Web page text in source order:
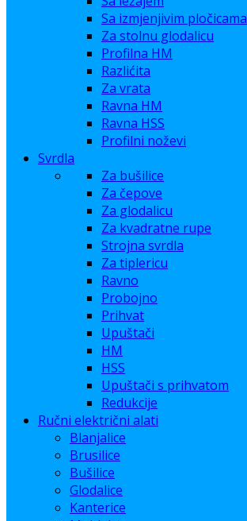
Sa izmjenjivim pločicama
Za stolnu glodalicu
Profilna HM
Razlićita
Za vrata
Ravna HM
Ravna HSS
Profilni noževi
Svrdla
Za bušilice
Za čepove
Za glodalicu
Za kvadratne rupe
Strojna svrdla
Za tiplericu
Ravno
Probojno
Prihvat
Upuštači
HM
HSS
Upuštači s prihvatom
Redukcije
Ručni električni alati
Blanjalice
Brusilice
Bušilice
Glodalice
Kanterice